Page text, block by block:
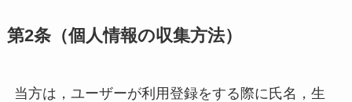
第2条（個人情報の収集方法）
当方は，ユーザーが利用登録をする際に氏名，生